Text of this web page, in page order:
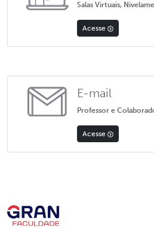
Salas Virtuais,
Acesse
E-mail
Professor e
Acesse